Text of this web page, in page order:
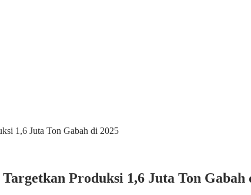
1,6 Juta Ton Gabah di 2025
Produksi 1,6 Juta Ton Gabah